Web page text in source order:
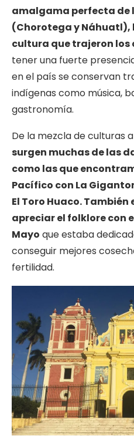
amalgama perfecta de
(Chorotega y
cultura que trajeron los
tener una fuerte
en el país se conservan
indígenas como música,
gastronomía.
De la mezcla de culturas
surgen muchas de las
como las que
Pacífico con La
El Toro Huaco. También
apreciar el folklore con
Mayo que estaba
conseguir mejores
fertilidad.